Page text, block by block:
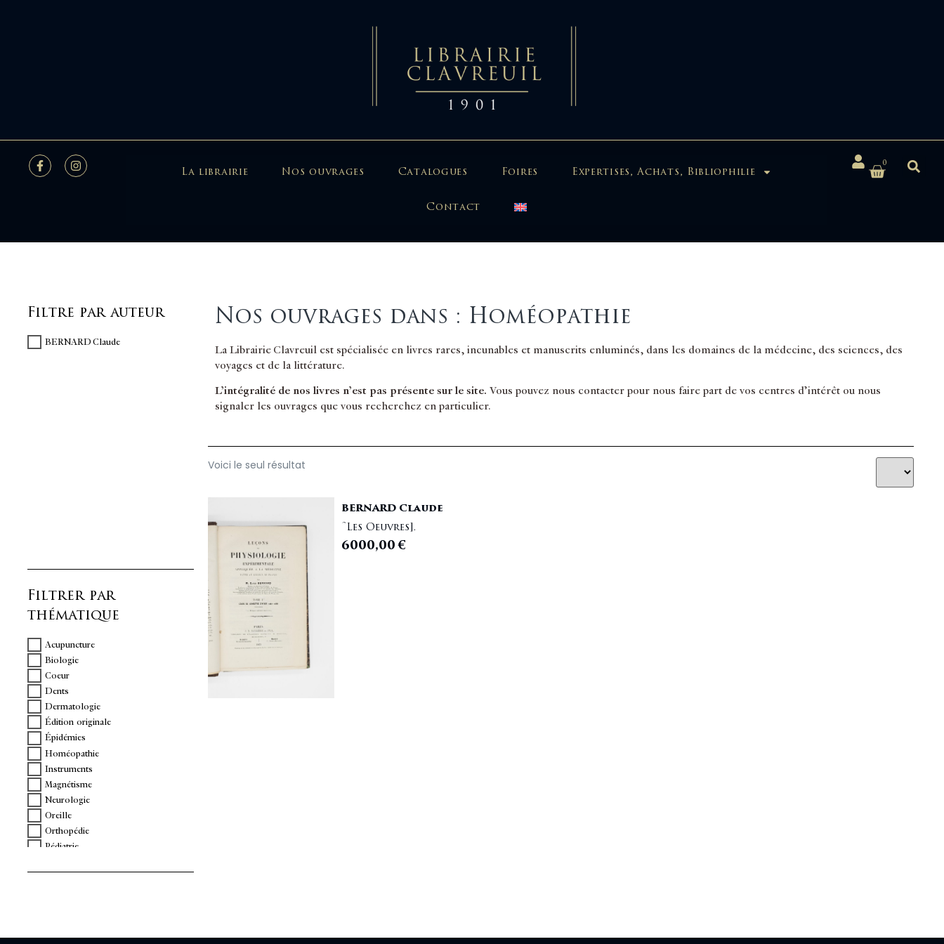
La librairie Nos ouvrages Catalogues Foires Expertises, Achats, Bibliophilie
Contact
0
Filtre par auteur
BERNARD Claude
Filtrer par
thématique
Acupuncture
Biologie
Coeur
Dents
Dermatologie
Édition originale
Épidémies
Homéopathie
Instruments
Magnétisme
Neurologie
Oreille
Orthopédie
Pédiatrie
Thermalisme
Nos ouvrages dans : Homéopathie
La Librairie Clavreuil est spécialisée en livres rares, incunables et manuscrits enluminés, dans les domaines de la médecine, des sciences, des
voyages et de la littérature.
L’intégralité de nos livres n’est pas présente sur le site. Vous pouvez nous contacter pour nous faire part de vos centres d’intérêt ou nous
signaler les ouvrages que vous recherchez en particulier.
Voici le seul résultat
BERNARD Claude
[Les Oeuvres].
6000,00€